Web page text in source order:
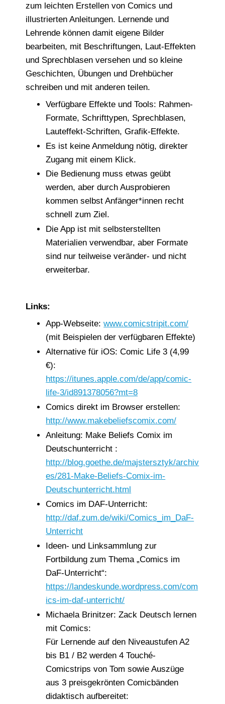
zum leichten Erstellen von Comics und
illustrierten Anleitungen. Lernende und
Lehrende können damit eigene Bilder
bearbeiten, mit Beschriftungen, Laut-Effekten
und Sprechblasen versehen und so kleine
Geschichten, Übungen und Drehbücher
schreiben und mit anderen teilen.
Verfügbare Effekte und Tools: Rahmen-
Formate, Schrifttypen, Sprechblasen,
Lauteffekt-Schriften, Grafik-Effekte.
Es ist keine Anmeldung nötig, direkter
Zugang mit einem Klick.
Die Bedienung muss etwas geübt
werden, aber durch Ausprobieren
kommen selbst Anfänger*innen recht
schnell zum Ziel.
Die App ist mit selbsterstellten
Materialien verwendbar, aber Formate
sind nur teilweise veränder- und nicht
erweiterbar.
Links:
App-Webseite:www.comicstripit.com/
(mit Beispielen der verfügbaren Effekte)
Alternative für iOS: Comic Life 3 (4,99
€):
https://itunes.apple.com/de/app/comic-
life-3/id891378056?mt=8
Comics direkt im Browser erstellen:
http://www.makebeliefscomix.com/
Anleitung: Make Beliefs Comix im
Deutschunterricht :
http://blog.goethe.de/majstersztyk/archiv
es/281-Make-Beliefs-Comix-im-
Deutschunterricht.html
Comics im DAF-Unterricht:
http://daf.zum.de/wiki/Comics_im_DaF-
Unterricht
Ideen- und Linksammlung zur
Fortbildung zum Thema „Comics im
DaF-Unterricht“:
https://landeskunde.wordpress.com/com
ics-im-daf-unterricht/
Michaela Brinitzer: Zack Deutsch lernen
mit Comics:
Für Lernende auf den Niveaustufen A2
bis B1 / B2 werden 4 Touché-
Comicstrips von Tom sowie Auszüge
aus 3 preisgekrönten Comicbänden
didaktisch aufbereitet: